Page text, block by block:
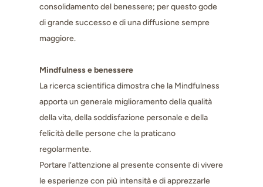
consolidamento del benessere; per questo gode
di grande successo e di una diffusione sempre
maggiore.
Mindfulness e benessere
La ricerca scientifica dimostra che la Mindfulness
apporta un generale miglioramento della qualità
della vita, della soddisfazione personale e della
felicità delle persone che la praticano
regolarmente.
Portare l’attenzione al presente consente di vivere
le esperienze con più intensità e di apprezzarle